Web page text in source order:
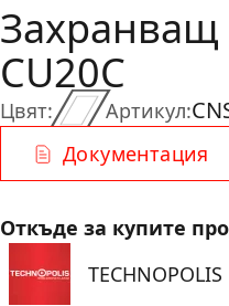
Цвят:
Захранващ
CU20C
Артикул:
Документация
Откъде за купите
TECHNOPOLIS